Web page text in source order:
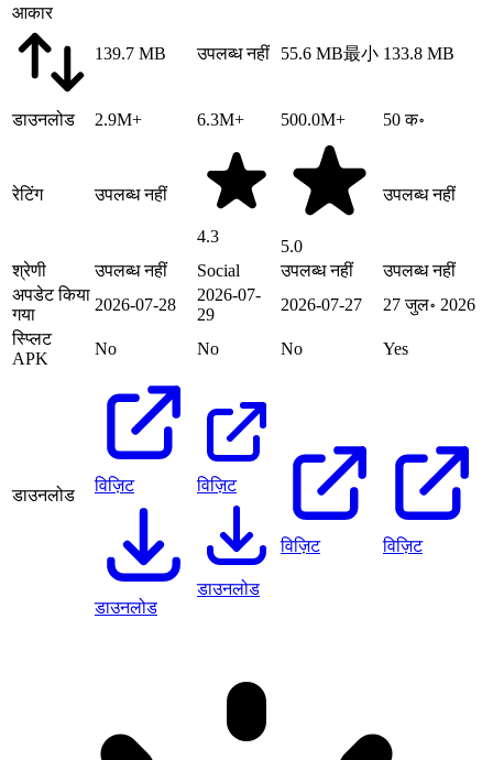
आकार
139.7 MB उपलब्ध नहीं 55.6 MB最小 133.8 MB
डाउनलोड 2.9M+ 6.3M+ 500.0M+ 50 क॰
रेटिंग उपलब्ध नहीं
4.3
5.0
उपलब्ध नहीं
श्रेणी उपलब्ध नहीं Social उपलब्ध नहीं
उपलब्ध नहीं
अपडेट किया
गया
2026-07-28
2026-07-
29
2026-07-27
27 जुल॰ 2026
स्प्लिट
APK
No No No Yes
डाउनलोड
विज़िट
डाउनलोड
विज़िट
डाउनलोड
विज़िट विज़िट